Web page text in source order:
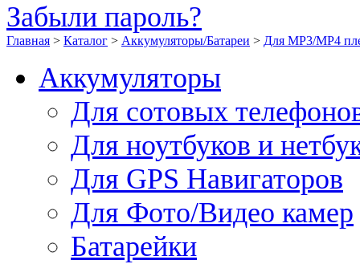
Забыли пароль?
Главная > Каталог > Аккумуляторы/Батареи > Для MP3/MP4
Аккумуляторы
Для сотовых
Для ноутбуков и
Для GPS Навигаторов
Для Фото/Видео камер
Батарейки